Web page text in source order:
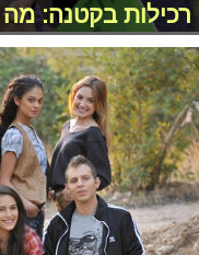
רכילות בקטנה: